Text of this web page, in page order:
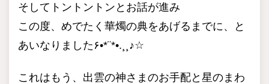
そしてトントントンとお話が進み
この度、めでたく華燭の典をあげるまでに、と
あいなりました۶•*¨*•.¸¸♪☆
これはもう、出雲の神さまのお手配と星のまわ